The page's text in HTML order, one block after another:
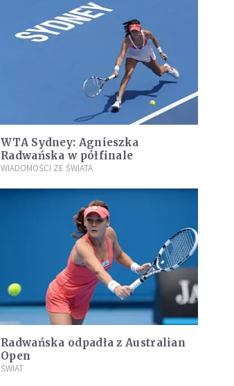
WTA Sydney: Agnieszka
Radwańska w półfinale
WIADOMOŚCI ZE ŚWIATA
Radwańska odpadła z Australian
Open
ŚWIAT